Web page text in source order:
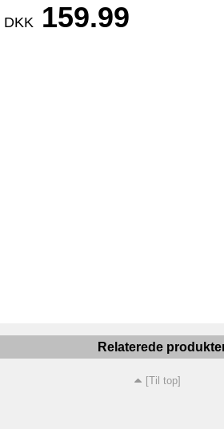
DKK 159.99
Relaterede
[Til top]